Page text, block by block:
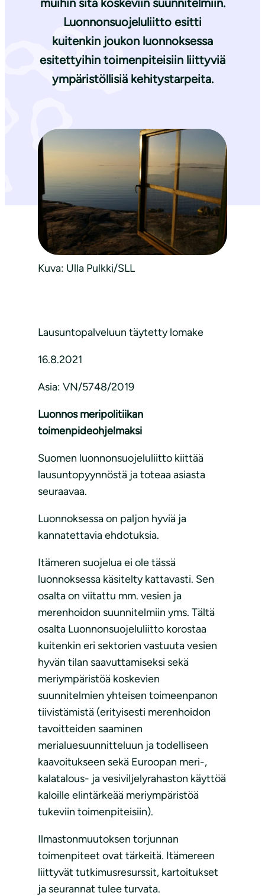
muihin sitä koskeviin suunnitelmiin.
Luonnonsuojeluliitto esitti
kuitenkin joukon luonnoksessa
esitettyihin toimenpiteisiin liittyviä
ympäristöllisiä kehitystarpeita.
Kuva: Ulla Pulkki/SLL
Lausuntopalveluun täytetty lomake
16.8.2021
Asia: VN/5748/2019
Luonnos meripolitiikan
toimenpideohjelmaksi
Suomen luonnonsuojeluliitto kiittää
lausuntopyynnöstä ja toteaa asiasta
seuraavaa.
Luonnoksessa on paljon hyviä ja
kannatettavia ehdotuksia.
Itämeren suojelua ei ole tässä
luonnoksessa käsitelty kattavasti. Sen
osalta on viitattu mm. vesien ja
merenhoidon suunnitelmiin yms. Tältä
osalta Luonnonsuojeluliitto korostaa
kuitenkin eri sektorien vastuuta vesien
hyvän tilan saavuttamiseksi sekä
meriympäristöä koskevien
suunnitelmien yhteisen toimeenpanon
tiivistämistä (erityisesti merenhoidon
tavoitteiden saaminen
merialuesuunnitteluun ja todelliseen
kaavoitukseen sekä Euroopan meri-,
kalatalous- ja vesiviljelyrahaston käyttöä
kaloille elintärkeää meriympäristöä
tukeviin toimenpiteisiin).
Ilmastonmuutoksen torjunnan
toimenpiteet ovat tärkeitä. Itämereen
liittyvät tutkimusresurssit, kartoitukset
ja seurannat tulee turvata.